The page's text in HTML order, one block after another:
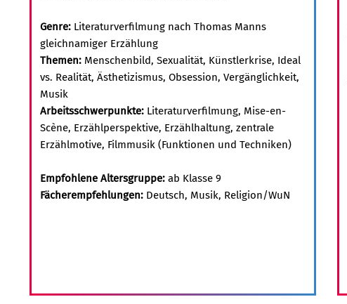
Genre: Literaturverfilmung nach Thomas Manns
gleichnamiger Erzählung
Themen: Menschenbild, Sexualität, Künstlerkrise, Ideal
vs. Realität, Ästhetizismus, Obsession, Vergänglichkeit,
Musik
Arbeitsschwerpunkte: Literaturverfilmung, Mise-en-
Scène, Erzählperspektive, Erzählhaltung, zentrale
Erzählmotive, Filmmusik (Funktionen und Techniken)
Empfohlene Altersgruppe: ab Klasse 9
Fächerempfehlungen: Deutsch, Musik, Religion/WuN